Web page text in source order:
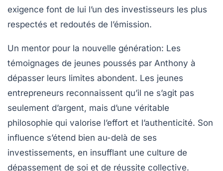
exigence font de lui l’un des investisseurs les plus
respectés et redoutés de l’émission.
Un mentor pour la nouvelle génération: Les
témoignages de jeunes poussés par Anthony à
dépasser leurs limites abondent. Les jeunes
entrepreneurs reconnaissent qu’il ne s’agit pas
seulement d’argent, mais d’une véritable
philosophie qui valorise l’effort et l’authenticité. Son
influence s’étend bien au-delà de ses
investissements, en insufflant une culture de
dépassement de soi et de réussite collective.